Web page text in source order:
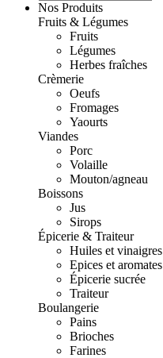
Nos Produits
Fruits & Légumes
Fruits
Légumes
Herbes fraîches
Crèmerie
Oeufs
Fromages
Yaourts
Viandes
Porc
Volaille
Mouton/agneau
Boissons
Jus
Sirops
Épicerie & Traiteur
Huiles et vinaigres
Epices et aromates
Épicerie sucrée
Traiteur
Boulangerie
Pains
Brioches
Farines